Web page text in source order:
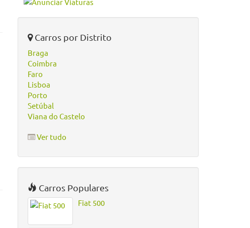
Carros por Distrito
Braga
Coimbra
Faro
Lisboa
Porto
Setúbal
Viana do Castelo
Ver tudo
Carros Populares
Fiat 500